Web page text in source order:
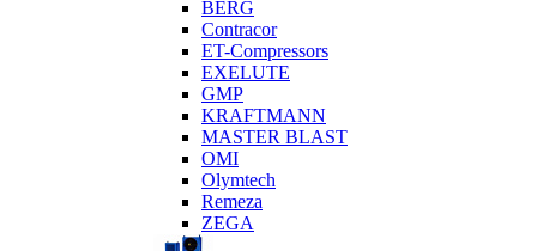
BERG
Contracor
ET-Compressors
EXELUTE
GMP
KRAFTMANN
MASTER BLAST
OMI
Olymtech
Remeza
ZEGA